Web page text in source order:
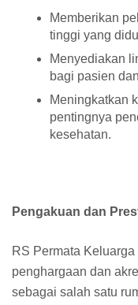
Memberikan
tinggi yang
Menyediakan
bagi pasien
Meningkatkan
pentingnya
kesehatan.
Pengakuan dan
RS Permata
penghargaan dan
sebagai salah satu